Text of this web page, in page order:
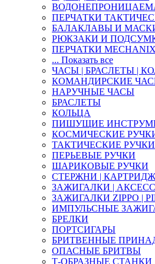
ПЕРЧАТКИ
БАЛАКЛАВЫ И
РЮКЗАКИ И
ПЕРЧАТКИ MECHANIX
... Показать все
ЧАСЫ | БРАСЛЕТЫ |
КОМАНДИРСКИЕ
НАРУЧНЫЕ ЧАСЫ
БРАСЛЕТЫ
КОЛЬЦА
ПИШУЩИЕ
КОСМИЧЕСКИЕ РУЧКИ
ТАКТИЧЕСКИЕ РУЧКИ
ПЕРЬЕВЫЕ РУЧКИ
ШАРИКОВЫЕ РУЧКИ
СТЕРЖНИ |
ЗАЖИГАЛКИ |
ЗАЖИГАЛКИ ZIPPO |
ИМПУЛЬСНЫЕ
БРЕЛКИ
ПОРТСИГАРЫ
БРИТВЕННЫЕ
ОПАСНЫЕ БРИТВЫ
Т-ОБРАЗНЫЕ СТАНКИ